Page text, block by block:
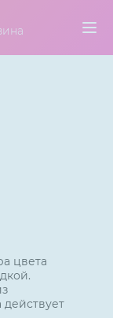
цвета
действует